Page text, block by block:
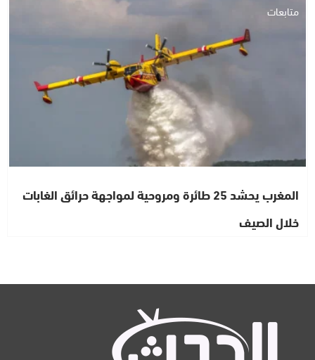
متابعات
المغرب يحشد 25 طائرة ومروحية لمواجهة حرائق الغابات
خلال الصيف